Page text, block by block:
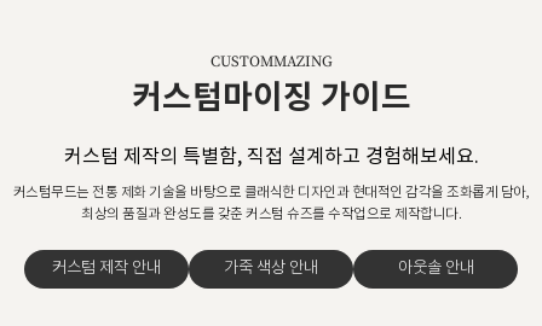
CUSTOMMAZING
커스텀마이징 가이드
커스텀 제작의 특별함, 직접 설계하고 경험해보세요.
커스텀무드는 전통 제화 기술을 바탕으로 클래식한 디자인과 현대적인 감각을 조화롭게 담아,
최상의 품질과 완성도를 갖춘 커스텀 슈즈를 수작업으로 제작합니다.
커스텀 제작 안내 가죽 색상 안내 아웃솔 안내